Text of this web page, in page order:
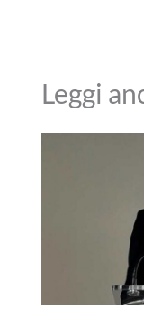
Leggi